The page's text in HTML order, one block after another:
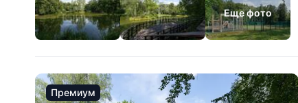
Еще фото
Премиум